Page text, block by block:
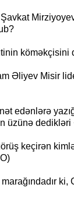
köməkçisini
Əliyev Misir
edənlərə
üzünə
keçirən